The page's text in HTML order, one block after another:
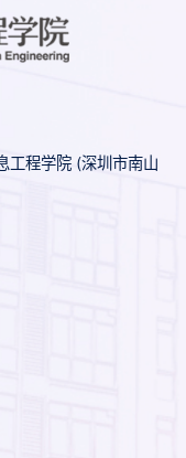
工程学院 (深圳市南山